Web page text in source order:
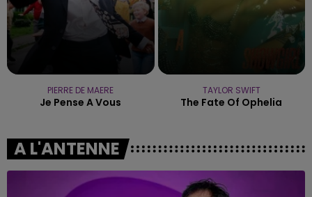
PIERRE DE MAERE
Je Pense A Vous
TAYLOR SWIFT
The Fate Of Ophelia
A L'ANTENNE